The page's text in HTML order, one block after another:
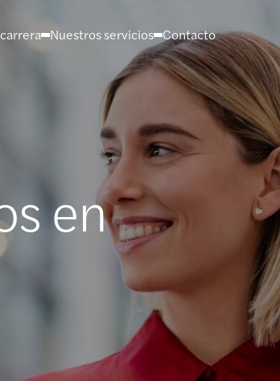
Nuestros servicios Contacto
en